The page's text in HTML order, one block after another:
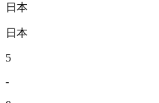
日本
日本
5
-